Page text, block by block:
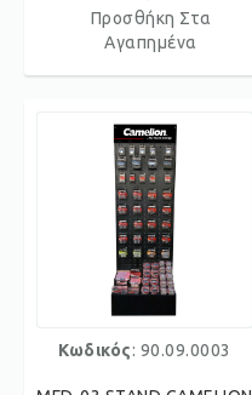
Προσθήκη Στα
Αγαπημένα
Κωδικός: 90.09.0003